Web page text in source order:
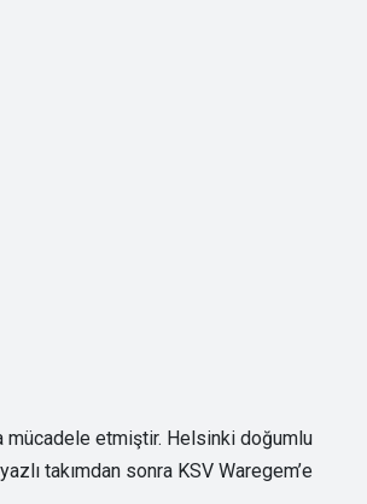
mücadele etmiştir. Helsinki doğumlu
takımdan sonra KSV Waregem’e